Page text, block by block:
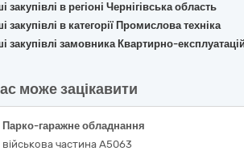
закупівлі в регіоні Чернігівська область
закупівлі в категорії Промислова техніка
закупівлі замовника Квартирно-
може зацікавити
Парко-гаражне обладнання
військова частина А5063